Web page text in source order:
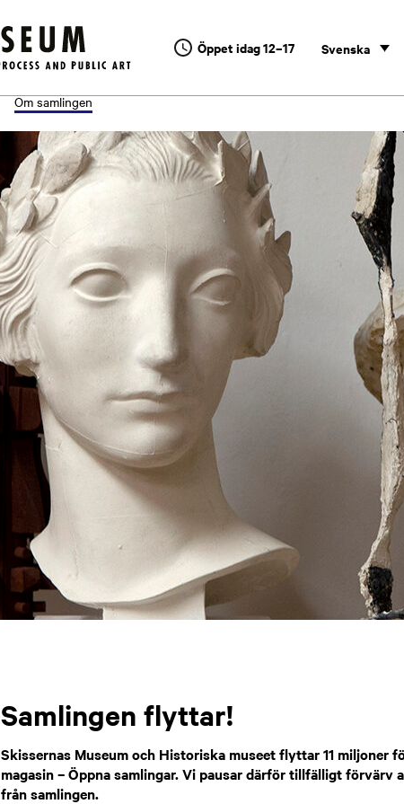
Öppet idag 12–17 Svenska
Om samlingen
Samlingen flyttar!
Skissernas Museum och Historiska museet flyttar 11 miljoner
magasin – Öppna samlingar. Vi pausar därför tillfälligt förvärv
från samlingen.